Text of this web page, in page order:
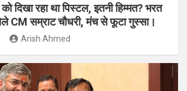
दिखा रहा था पिस्टल, इतनी हिम्मत? भरत
CM सम्राट चौधरी, मंच से फूटा गुस्सा।
Arish Ahmed